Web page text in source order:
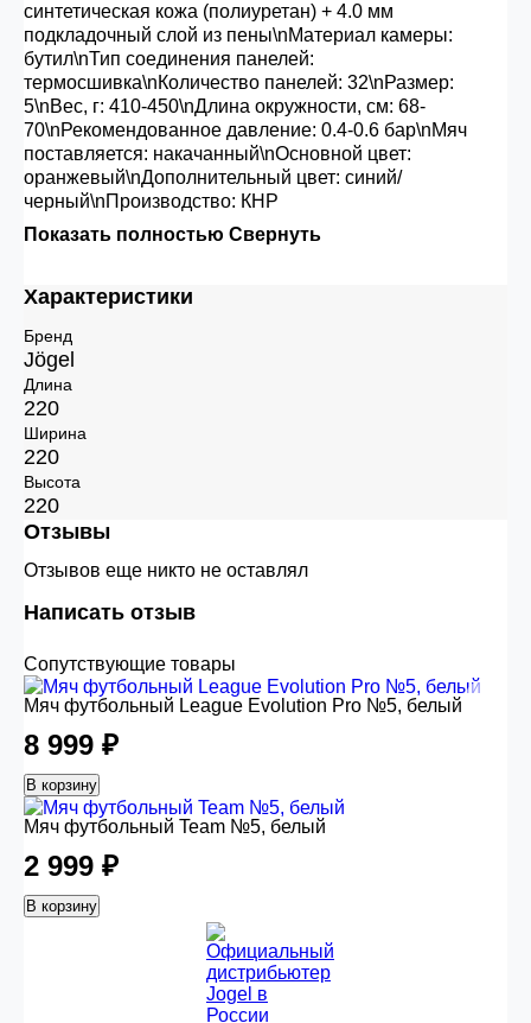
синтетическая кожа (полиуретан) + 4.0 мм
подкладочный слой из пены\nМатериал камеры:
бутил\nТип соединения панелей:
термосшивка\nКоличество панелей: 32\nРазмер:
5\nВес, г: 410-450\nДлина окружности, см: 68-
70\nРекомендованное давление: 0.4-0.6 бар\nМяч
поставляется: накачанный\nОсновной цвет:
оранжевый\nДополнительный цвет: синий/
черный\nПроизводство: КНР
Показать полностью Свернуть
Характеристики
Бренд
Jögel
Длина
220
Ширина
220
Высота
220
Отзывы
Отзывов еще никто не оставлял
Написать отзыв
Сопутствующие товары
Мяч футбольный League Evolution Pro №5, белый
8 999 ₽
В корзину
Мяч футбольный Team №5, белый
2 999 ₽
В корзину